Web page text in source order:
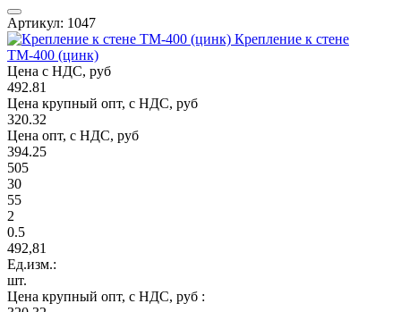
Артикул: 1047
Крепление к стене
ТМ-400 (цинк)
Цена с НДС, руб
492.81
Цена крупный опт, с НДС, руб
320.32
Цена опт, с НДС, руб
394.25
505
30
55
2
0.5
492,81
Ед.изм.:
шт.
Цена крупный опт, с НДС, руб :